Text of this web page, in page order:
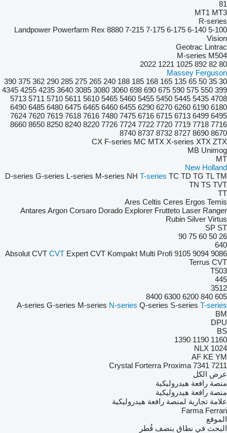
81
MT1 MT3
R-series
5-100
6-140
6-175
7-175
7-215
8880
Landpower Powerfarm Rex
Vision
Geotrac Lintrac
M-series M504
80
82
892
1025
1221
2022
Massey Ferguson
30
35
50
65
135
165
168
185
188
240
265
275
285
290
362
375
390
399
550
575
590
675
690
698
3060
3080
3085
3640
4235
4255
4345
4708
5435
5445
5450
5455
5460
5465
5610
5611
5710
5711
5713
6180
6190
6260
6270
6290
6455
6460
6465
6475
6480
6485
6490
6495
6499
6713
6715
6716
7475
7480
7616
7618
7619
7620
7624
7716
7718
7719
7720
7722
7724
7726
8220
8240
8250
8650
8660
8670
8690
8727
8732
8737
8740
CX F-series MC MTX X-series XTX ZTX
MB Unimog
MT
New Holland
D-series G-series L-series M-series NH T-series TC TD TG TL TM
TN TS TVT
TT
Ares Celtis Ceres Ergos Temis
Antares Argon Corsaro Dorado Explorer Frutteto Laser Ranger
Rubin Silver Virtus
SP ST
26
50
60
75
90
640
9086
9094
9105
Absolut CVT CVT Expert CVT Kompakt Multi Profi
Terrus CVT
T503
445
3512
605
840
6200
6300
8400
A-series G-series M-series N-series Q-series S-series T-series
BM
DPU
BS
1160
1190
1390
NLX 1024
AF KE YM
7211
7341
Crystal Forterra Proxima
عرض الكل
منصة رافعة هيدروليكية
منصة رافعة هيدروليكية
علامة تجارية لمنصة رافعة هيدروليكية
Farma Ferrari
الموقع
البحث في نطاق بنصف قُطر